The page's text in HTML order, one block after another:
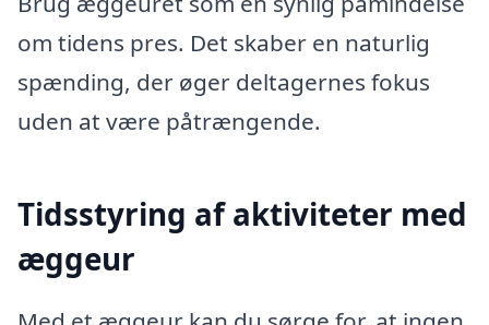
om tidens pres. Det skaber en naturlig
spænding, der øger deltagernes fokus
uden at være påtrængende.
Tidsstyring af aktiviteter med
æggeur